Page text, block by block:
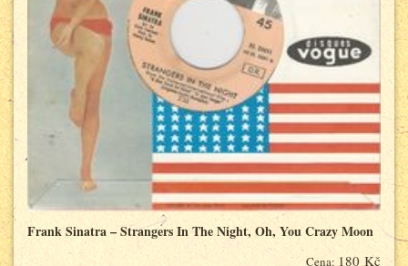
Frank Sinatra – Strangers In The Night, Oh, You Crazy Moon
Cena: 180 Kč